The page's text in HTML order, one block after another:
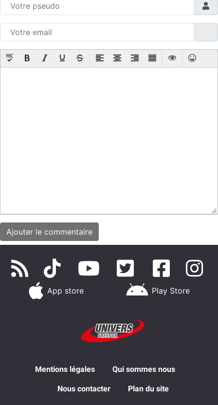
App store Play Store
Mentions légales Qui sommes nous
Nous contacter Plan du site